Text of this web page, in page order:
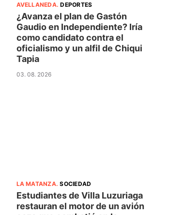
AVELLANEDA.DEPORTES
¿Avanza el plan de Gastón
Gaudio en Independiente? Iría
como candidato contra el
oficialismo y un alfil de Chiqui
Tapia
03. 08. 2026
LA MATANZA.SOCIEDAD
Estudiantes de Villa Luzuriaga
restauran el motor de un avión